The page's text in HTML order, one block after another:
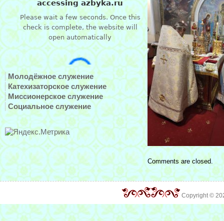
Молодёжное служение
Катехизаторское служение
Миссионерское служение
Социальное служение
Comments are closed.
Copyright ©